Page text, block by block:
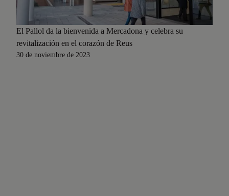
El Pallol da la bienvenida a Mercadona y celebra su
revitalización en el corazón de Reus
30 de noviembre de 2023